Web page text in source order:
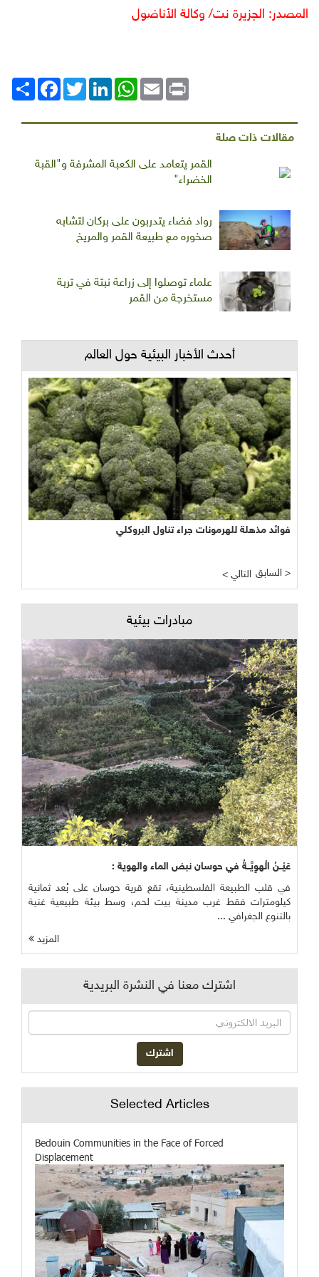
المصدر: الجزيرة نت/ وكالة الأناضول
انشر
FacebookTwitterLinkedIn
WhatsAppEmail Print
مقالات ذات صلة
القمر يتعامد على الكعبة المشرفة و"القبة
الخضراء"
رواد فضاء يتدربون على بركان لتشابه
صخوره مع طبيعة القمر والمريخ
علماء توصلوا إلى زراعة نبتة في تربة
مستخرجة من القمر
أحدث الأخبار البيئية حول العالم
فوائد مذهلة للهرمونات جراء تناول البروكلي
< التالي السابق >
مبادرات بيئية
عَيْــنُ الْهوِيَّــةُ في حوسان نبض الماء والهوية :
في قلب الطبيعة الفلسطينية، تقع قرية حوسان على بُعد ثمانية
كيلومترات فقط غرب مدينة بيت لحم، وسط بيئة طبيعية غنية
بالتنوع الجغرافي ...
المزيد
اشترك معنا في النشرة البريدية
Selected Articles
Bedouin Communities in the Face of Forced
Displacement